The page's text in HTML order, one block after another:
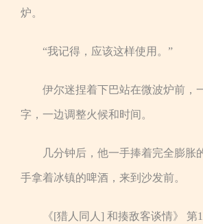
炉。
“我记得，应该这样使用。”
伊尔迷捏着下巴站在微波炉前，
字，一边调整火候和时间。
几分钟后，他一手捧着完全膨胀
手拿着冰镇的啤酒，来到沙发前。
《[猎人同人] 和揍敌客谈情》 第